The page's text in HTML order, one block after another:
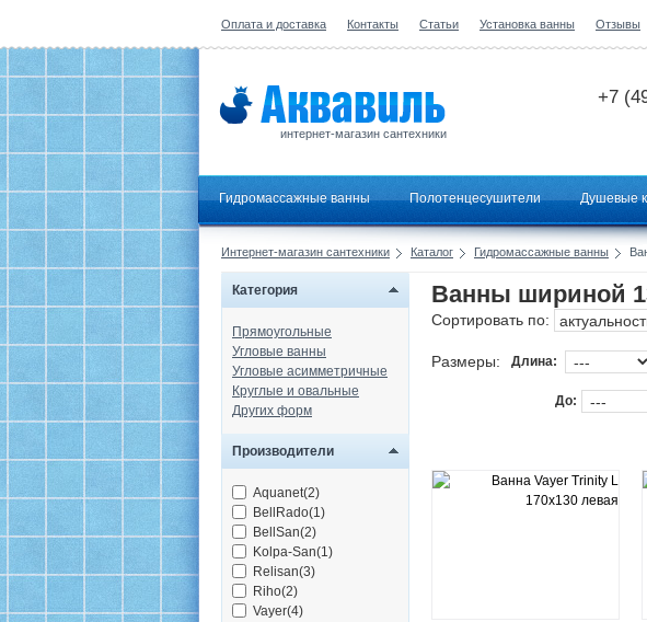
Оплата и доставка Контакты Статьи Установка ванны Отзывы
интернет-магазин сантехники
+7
Гидромассажные ванны Полотенцесушители Душевые
Интернет-магазин сантехники Каталог Гидромассажные ванны
Категория
Прямоугольные
Угловые ванны
Угловые асимметричные
Круглые и овальные
Других форм
Производители
Aquanet(2)
BellRado(1)
BellSan(2)
Kolpa-San(1)
Relisan(3)
Riho(2)
Vayer(4)
Ванны шириной
Сортировать по:
Размеры: Длина:
До: